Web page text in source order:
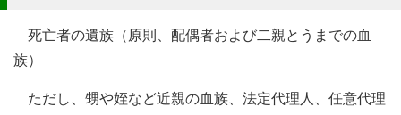
死亡者の遺族（原則、配偶者および二親とうまでの血
族）
ただし、甥や姪など近親の血族、法定代理人、任意代理